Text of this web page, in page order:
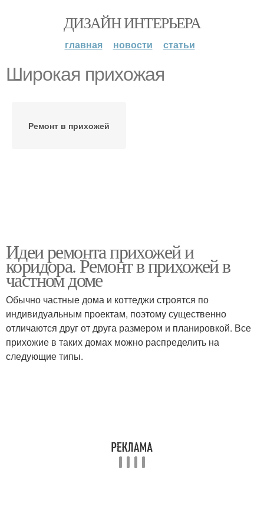
ДИЗАЙН ИНТЕРЬЕРА
главная новости статьи
Широкая прихожая
Ремонт в прихожей
Идеи ремонта прихожей и
коридора. Ремонт в прихожей в
частном доме
Обычно частные дома и коттеджи строятся по
индивидуальным проектам, поэтому существенно
отличаются друг от друга размером и планировкой. Все
прихожие в таких домах можно распределить на
следующие типы.